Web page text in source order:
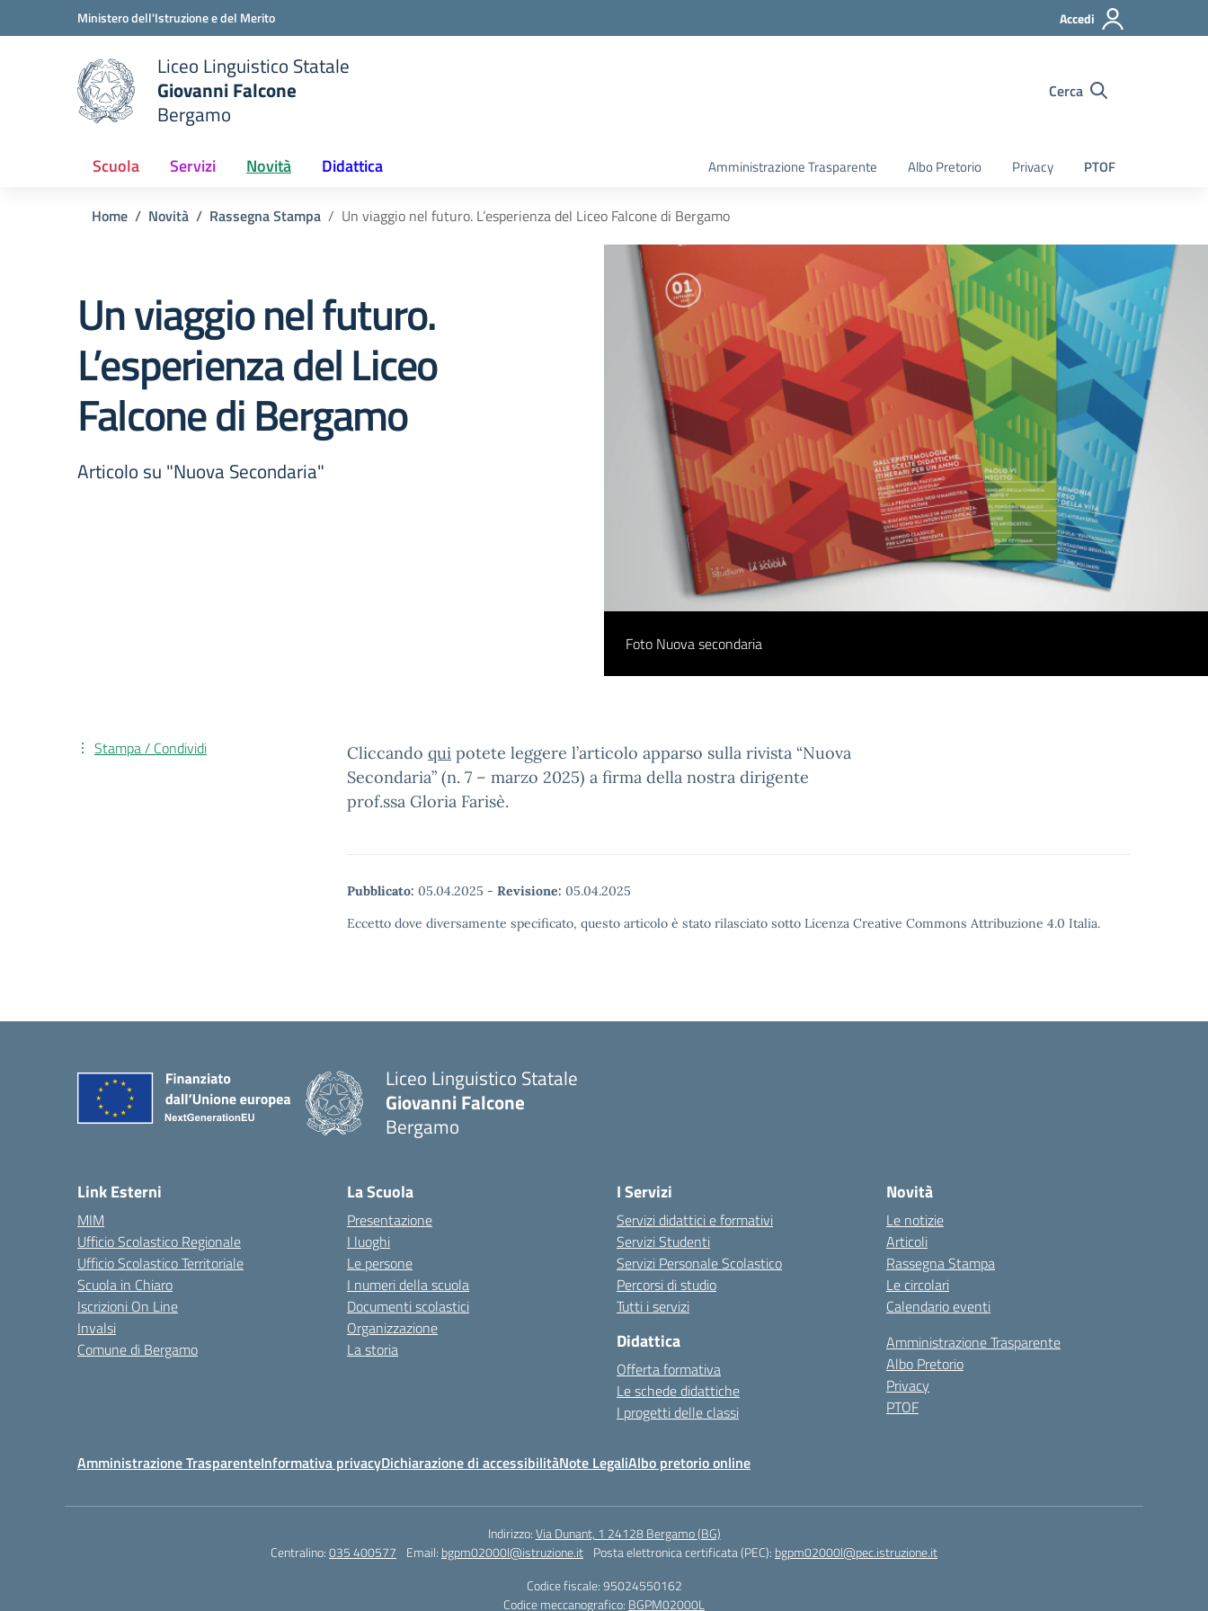
Vai ai contenuti
Vai al menu di navigazioneMinistero dell'Istruzione e del Merito Accedi
scuola
Liceo Linguistico Statale
Giovanni Falcone
Bergamo
Cerca
Scuola Servizi Novità Didattica Amministrazione Trasparente Albo Pretorio Privacy PTOF
Home Novità Rassegna Stampa Un viaggio nel futuro. L’esperienza del Liceo Falcone di Bergamo
Foto Nuova secondaria
Un viaggio nel futuro.
L’esperienza del Liceo
Falcone di Bergamo
Articolo su "Nuova Secondaria"
Cliccando qui potete leggere l’articolo apparso sulla rivista “Nuova
Secondaria” (n. 7 – marzo 2025) a firma della nostra dirigente
prof.ssa Gloria Farisè.
Pubblicato: 05.04.2025 - Revisione: 05.04.2025
Eccetto dove diversamente specificato, questo articolo è stato rilasciato sotto Licenza Creative Commons Attribuzione 4.0 Italia.
Stampa / Condividi
Liceo Linguistico Statale
Giovanni Falcone
Bergamo
Link Esterni
MIM
Ufficio Scolastico Regionale
Ufficio Scolastico Territoriale
Scuola in Chiaro
Iscrizioni On Line
Invalsi
Comune di Bergamo
La Scuola
Presentazione
I luoghi
Le persone
I numeri della scuola
Documenti scolastici
Organizzazione
La storia
I Servizi
Servizi didattici e formativi
Servizi Studenti
Servizi Personale Scolastico
Percorsi di studio
Tutti i servizi
Didattica
Offerta formativa
Le schede didattiche
I progetti delle classi
Novità
Le notizie
Articoli
Rassegna Stampa
Le circolari
Calendario eventi
Amministrazione Trasparente
Albo Pretorio
Privacy
PTOF
Amministrazione TrasparenteInformativa privacyDichiarazione di accessibilitàNote LegaliAlbo pretorio online
Indirizzo:Via Dunant, 1 24128 Bergamo (BG)
Centralino:035 400577 Email: bgpm02000l@istruzione.it Posta elettronica certificata (PEC): bgpm02000l@pec.istruzione.it
Codice fiscale: 95024550162
Codice meccanografico: BGPM02000L